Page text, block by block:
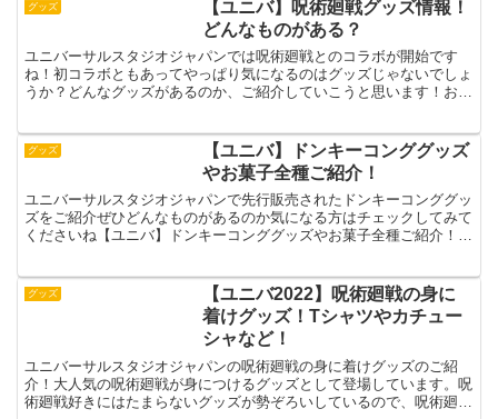
グッズ
【ユニバ】呪術廻戦グッズ情報！
どんなものがある？
ユニバーサルスタジオジャパンでは呪術廻戦とのコラボが開始です
ね！初コラボともあってやっぱり気になるのはグッズじゃないでしょ
うか？どんなグッズがあるのか、ご紹介していこうと思います！お土
グッズ
【ユニバ】ドンキーコンググッズ
やお菓子全種ご紹介！
ユニバーサルスタジオジャパンで先行販売されたドンキーコンググッ
ズをご紹介ぜひどんなものがあるのか気になる方はチェックしてみて
くださいね【ユニバ】ドンキーコンググッズやお菓子全種ご紹介！ユ
グッズ
【ユニバ2022】呪術廻戦の身に
着けグッズ！Tシャツやカチュー
シャなど！
ユニバーサルスタジオジャパンの呪術廻戦の身に着けグッズのご紹
介！大人気の呪術廻戦が身につけるグッズとして登場しています。呪
術廻戦好きにはたまらないグッズが勢ぞろいしているので、呪術廻戦